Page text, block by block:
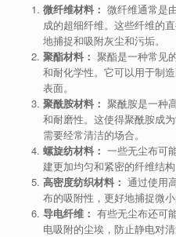
微纤维材料： 微纤维通常是
成的超细纤维。这些纤维的
地捕捉和吸附灰尘和污垢。
聚酯材料： 聚酯是一种常见
和耐化学性。它可以用于制
表面。
聚酰胺材料： 聚酰胺是一种
和耐磨性。这使得聚酰胺成
需要经常清洁的场合。
螺旋纺材料： 一些无尘布可
建更加均匀和紧密的纤维结构
高密度纺织材料： 通过使用
布的吸附性，更好地捕捉微小
导电纤维： 有些无尘布还可
电吸附的尘埃，防止静电对清